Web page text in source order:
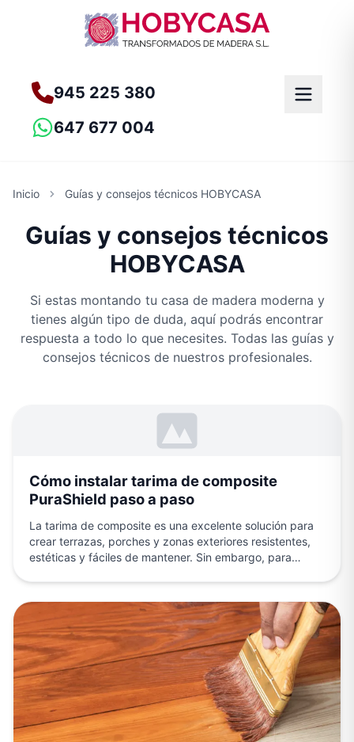
945 225 380
647 677 004
Inicio Guías y consejos técnicos HOBYCASA
Guías y consejos técnicos
HOBYCASA
Si estas montando tu casa de madera moderna y
tienes algún tipo de duda, aquí podrás encontrar
respuesta a todo lo que necesites. Todas las guías y
consejos técnicos de nuestros profesionales.
Cómo instalar tarima de composite
PuraShield paso a paso
La tarima de composite es una excelente solución para
crear terrazas, porches y zonas exteriores resistentes,
estéticas y fáciles de mantener. Sin embargo, para